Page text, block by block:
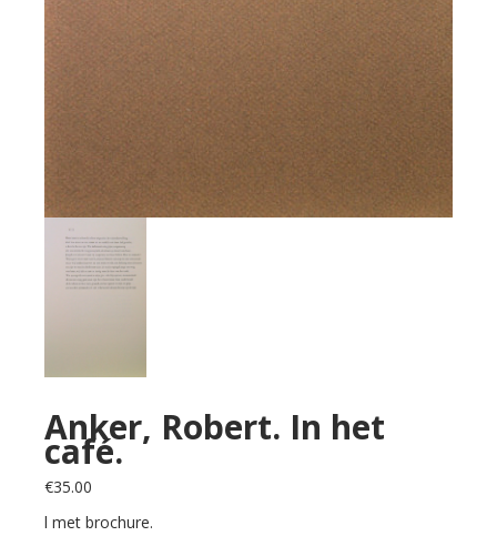
Anker, Robert. In het
café.
€35.00
l met brochure.